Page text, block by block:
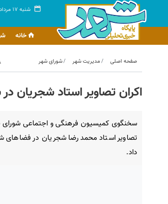
شنبه ۱۷ مرداد ۱۴۰۵
خانه
صفحه اصلی مدیریت شهر شورای شهر ۱۸
اکران تصاویر استاد شجریان
سخنگوی کمیسیون فرهنگی و اجتماعی شورای
تصاویر استاد محمدرضا شجریان در فضاهای
داد.